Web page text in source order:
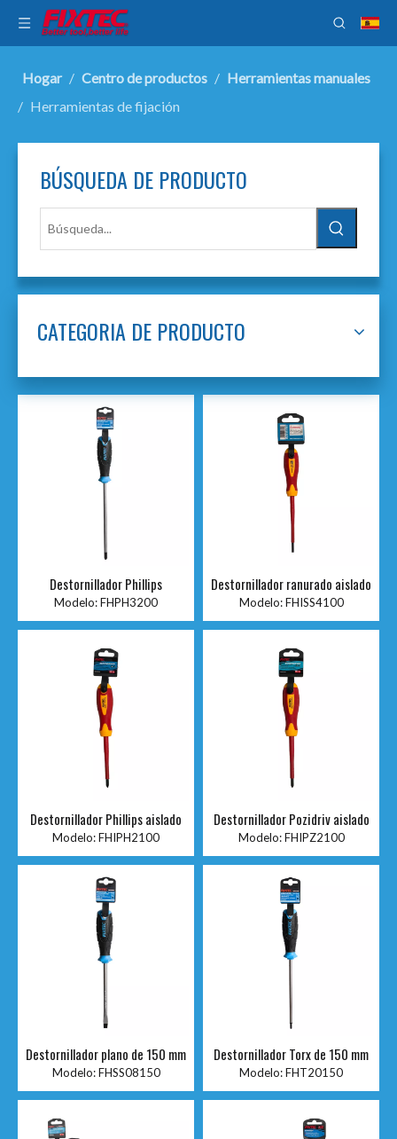
Hogar / Centro de productos / Herramientas manuales
/ Herramientas de fijación
BÚSQUEDA DE PRODUCTO
CATEGORIA DE PRODUCTO
Destornillador Phillips
Modelo:FHPH3200
Destornillador ranurado aislado
Modelo: FHISS4100
Destornillador Phillips aislado
Modelo:FHIPH2100
Destornillador Pozidriv aislado
Modelo: FHIPZ2100
Destornillador plano de 150 mm
Modelo: FHSS08150
Destornillador Torx de 150 mm
Modelo:FHT20150